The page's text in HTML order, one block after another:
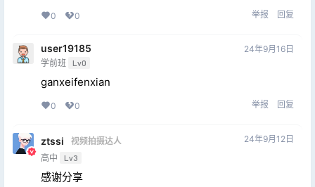
0 0 举报 回复
user19185
学前班 Lv0
24年9月16日
ganxeifenxian
0 0 举报 回复
ztssi
视频拍摄达人
高中
Lv3
24年9月12日
感谢分享